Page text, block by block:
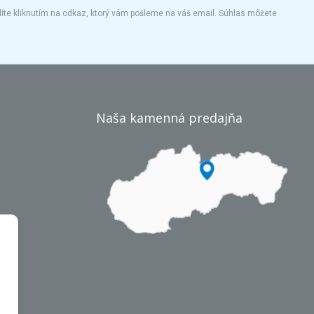
kliknutím na odkaz, ktorý vám pošleme na váš email. Súhlas môžete
Naša kamenná predajňa